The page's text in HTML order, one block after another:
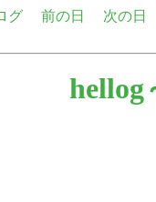
グ 前の日 次の日
hellog